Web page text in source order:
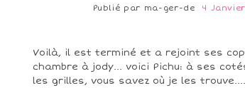
Publié par ma-ger-de 4
Voilà, il est terminé et a rejoint ses
chambre à jody... voici Pichu: à ses
les grilles, vous savez où je les trouve....